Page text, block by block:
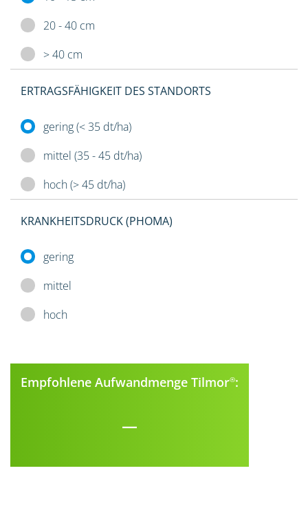
20 - 40 cm
> 40 cm
ERTRAGSFÄHIGKEIT DES STANDORTS
gering (< 35 dt/ha)
mittel (35 - 45 dt/ha)
hoch (> 45 dt/ha)
KRANKHEITSDRUCK (PHOMA)
gering
mittel
hoch
Empfohlene Aufwandmenge Tilmor®:
–